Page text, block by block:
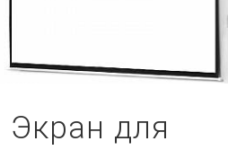
Экран для